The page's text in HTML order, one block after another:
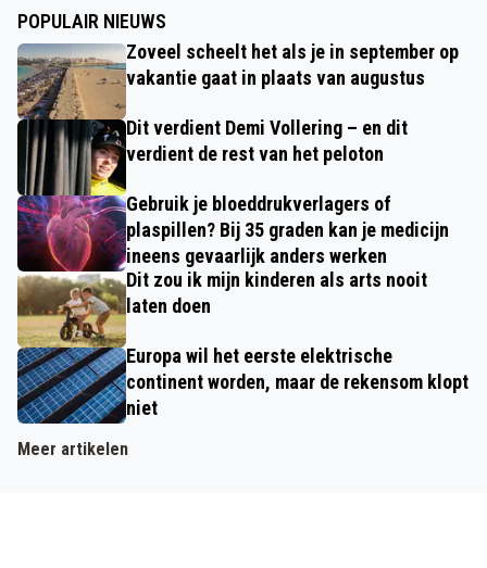
POPULAIR NIEUWS
Zoveel scheelt het als je in september op
vakantie gaat in plaats van augustus
Dit verdient Demi Vollering – en dit
verdient de rest van het peloton
Gebruik je bloeddrukverlagers of
plaspillen? Bij 35 graden kan je medicijn
ineens gevaarlijk anders werken
Dit zou ik mijn kinderen als arts nooit
laten doen
Europa wil het eerste elektrische
continent worden, maar de rekensom klopt
niet
Meer artikelen